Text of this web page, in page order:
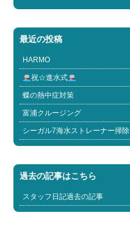
最近の投稿
HARMO
祝☆進水式
蝶の熱中症対策
富浦クルージング
シーガル7海水ストレーナー掃除
過去の記事はこちら
スタッフ日記過去の記事